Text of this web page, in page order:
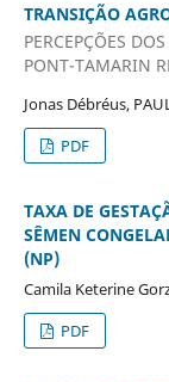
TRANSIÇÃO
PERCEPÇÕES
PONT-TAMARIN
Jonas Débréus,
PDF
TAXA DE
SÊMEN
(NP)
Camila Keterine
PDF